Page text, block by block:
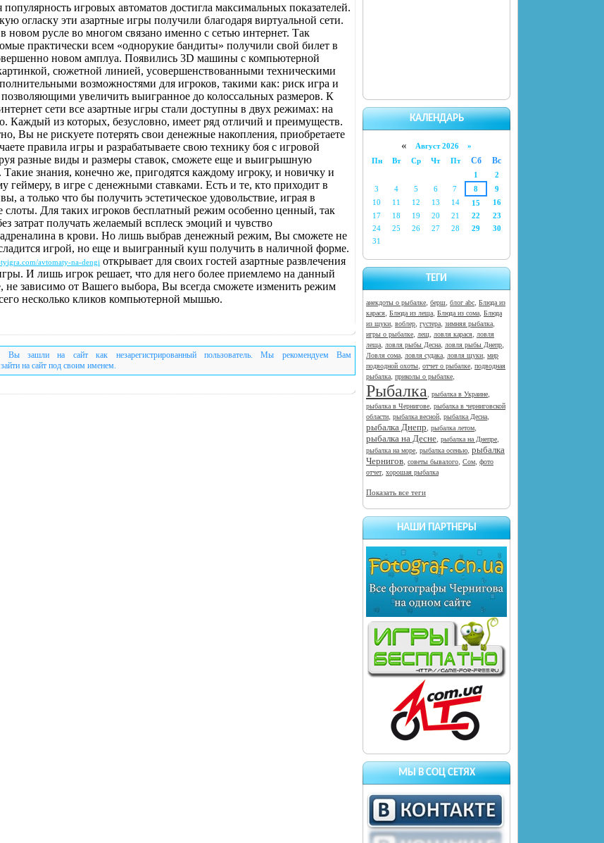
КАЛЕНДАРЬ
« Август 2026 »
Пн
Вт Ср Чт Пт Сб Вс
1
2
3
4 5 6 7 8
9
10
11 12 13 14 15
16
17
18 19 20 21 22
23
24
25 26 27 28 29
30
31
ТЕГИ
анекдоты о рыбалке, берш, блог abc, Блюда из
карася, Блюда из леща, Блюда из сома, Блюда
из щуки, воблер, густера, зимняя рыбалка,
игры о рыбалке, лещ, ловля карася, ловля
леща, ловля рыбы Десна, ловля рыбы Днепр,
Ловля сома, ловля судака, ловля щуки, мир
подводной охоты, отчет о рыбалке, подводная
рыбалка, приколы о рыбалке,
Рыбалка, рыбалка в Украине,
рыбалка в Чернигове, рыбалка в черниговской
области, рыбалка весной, рыбалка Десна,
рыбалка Днепр, рыбалка летом,
рыбалка на Десне, рыбалка на Днепре,
рыбалка на море, рыбалка осенью, рыбалка
Чернигов, советы бывалого, Сом, фото
отчет, хорошая рыбалка
Показать все теги
НАШИ ПАРТНЕРЫ
МЫ В СОЦ СЕТЯХ
игровых автоматов достигла максимальных показателей.
огласку эти азартные игры получили благодаря виртуальной сети.
новом русле во многом связано именно с сетью интернет. Так
практически всем «однорукие бандиты» получили свой билет в
новом амплуа. Появились 3D машины с компьютерной
сюжетной линией, усовершенствованными техническими
возможностями для игроков, такими как: риск игра и
увеличить выигранное до колоссальных размеров. К
сети все азартные игры стали доступны в двух режимах: на
Каждый из которых, безусловно, имеет ряд отличий и преимуществ.
Вы не рискуете потерять свои денежные накопления, приобретаете
правила игры и разрабатываете свою технику боя с игровой
разные виды и размеры ставок, сможете еще и выигрышную
Такие знания, конечно же, пригодятся каждому игроку, и новичку и
геймеру, в игре с денежными ставками. Есть и те, кто приходит в
а только что бы получить эстетическое удовольствие, играя в
Для таких игроков бесплатный режим особенно ценный, так
затрат получать желаемый всплеск эмоций и чувство
в крови. Но лишь выбрав денежный режим, Вы сможете не
игрой, но еще и выигранный куш получить в наличной форме.
avtomaty-na-dengi открывает для своих гостей азартные развлечения
И лишь игрок решает, что для него более приемлемо на данный
зависимо от Вашего выбора, Вы всегда сможете изменить режим
несколько кликов компьютерной мышью.
Вы зашли на сайт как незарегистрированный пользователь. Мы рекомендуем Вам
на сайт под своим именем.